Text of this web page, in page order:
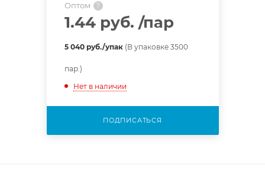
Оптом ?
1.44 руб. /пар
5 040 руб./упак(В упаковке 3500
пар.)
Нет в наличии
ПОДПИСАТЬСЯ